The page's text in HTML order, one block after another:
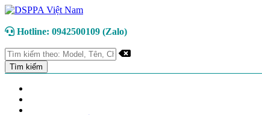
Hotline: 0942500109 (Zalo)